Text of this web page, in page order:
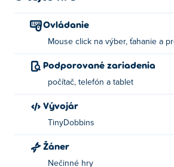
Ovládanie
Mouse click na výber, ťahanie a
Podporované zariadenia
počítač, telefón a tablet
Vývojár
TinyDobbins
Žáner
Nečinné hry